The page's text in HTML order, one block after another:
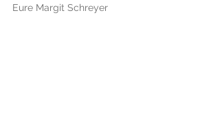
Eure Margit Schreyer